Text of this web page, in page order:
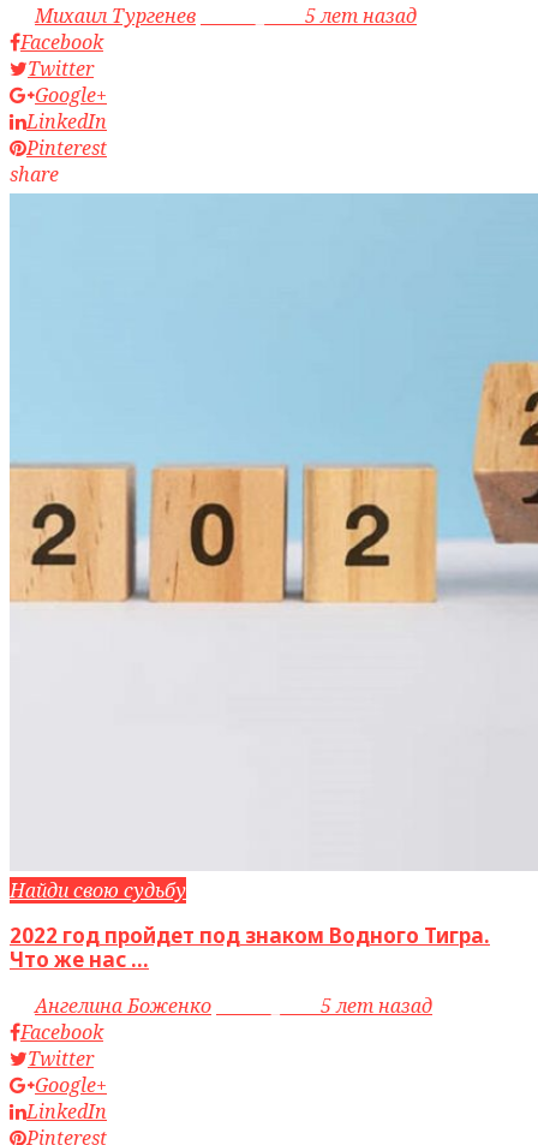
byМихаил Тургенев
5 лет назад
Facebook
Twitter
Google+
LinkedIn
Pinterest
share
Найди свою судьбу
2022 год пройдет под знаком Водного Тигра.
Что же нас ...
byАнгелина Боженко
5 лет назад
Facebook
Twitter
Google+
LinkedIn
Pinterest